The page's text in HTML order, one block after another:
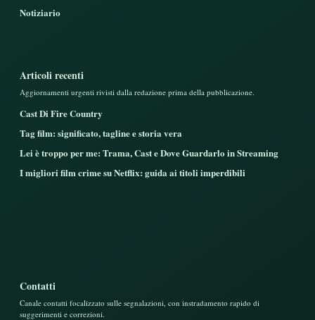
Notiziario
Articoli recenti
Aggiornamenti urgenti rivisti dalla redazione prima della pubblicazione.
Cast Di Fire Country
Tag film: significato, tagline e storia vera
Lei è troppo per me: Trama, Cast e Dove Guardarlo in Streaming
I migliori film crime su Netflix: guida ai titoli imperdibili
Contatti
Canale contatti focalizzato sulle segnalazioni, con instradamento rapido di
suggerimenti e correzioni.